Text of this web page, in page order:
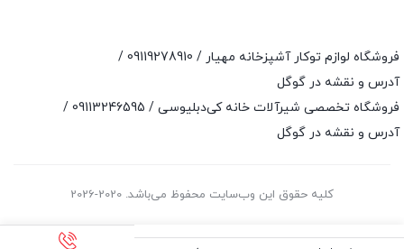
فروشگاه لوازم توکار آشپزخانه مهیار / 09119278910
/
آدرس و نقشه در گوگل
فروشگاه تخصصی شیرآلات خانه کی‌دبلیوسی / 09113246595
/
آدرس و نقشه در گوگل
کلیه حقوق این وب‌سایت محفوظ می‌باشد. 2020-2026